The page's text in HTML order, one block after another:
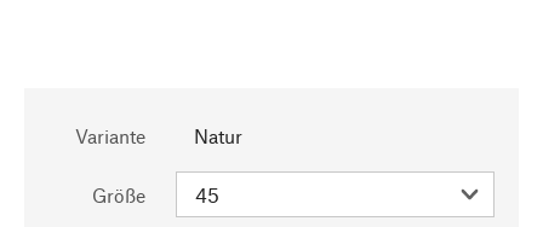
Variante Natur
Größe